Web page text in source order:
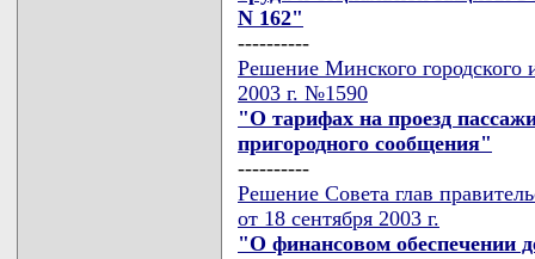
N 162"
----------
Решение Минского городского
2003 г. №1590
"О тарифах на проезд
пригородного сообщения"
----------
Решение Совета глав
от 18 сентября 2003 г.
"О финансовом обеспечении